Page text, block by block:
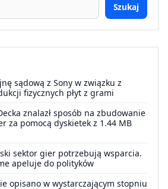
Szukaj
sądową z Sony w związku z
fizycznych płyt z grami
znalazł sposób na zbudowanie
za pomocą dyskietek z 1.44 MB
sektor gier potrzebują wsparcia.
apeluje do polityków
opisano w wystarczającym stopniu